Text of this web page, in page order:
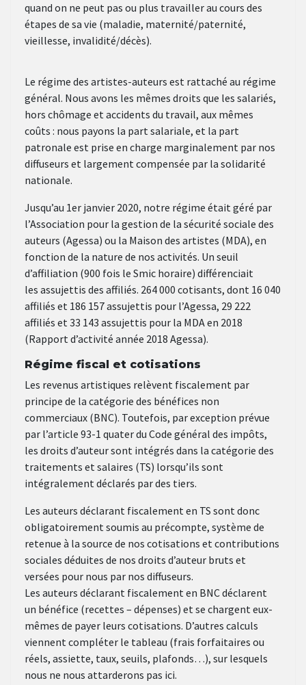
quand on ne peut pas ou plus travailler au cours des
étapes de sa vie (maladie, maternité/paternité,
vieillesse, invalidité/décès).
Le régime des artistes-auteurs est rattaché au régime
général. Nous avons les mêmes droits que les salariés,
hors chômage et accidents du travail, aux mêmes
coûts : nous payons la part salariale, et la part
patronale est prise en charge marginalement par nos
diffuseurs et largement compensée par la solidarité
nationale.
Jusqu’au 1er janvier 2020, notre régime était géré par
l’Association pour la gestion de la sécurité sociale des
auteurs (Agessa) ou la Maison des artistes (MDA), en
fonction de la nature de nos activités. Un seuil
d’affiliation (900 fois le Smic horaire) différenciait
les assujettis des affiliés. 264 000 cotisants, dont 16 040
affiliés et 186 157 assujettis pour l’Agessa, 29 222
affiliés et 33 143 assujettis pour la MDA en 2018
(Rapport d’activité année 2018 Agessa).
Régime fiscal et cotisations
Les revenus artistiques relèvent fiscalement par
principe de la catégorie des bénéfices non
commerciaux (BNC). Toutefois, par exception prévue
par l’article 93-1 quater du Code général des impôts,
les droits d’auteur sont intégrés dans la catégorie des
traitements et salaires (TS) lorsqu’ils sont
intégralement déclarés par des tiers.
Les auteurs déclarant fiscalement en TS sont donc
obligatoirement soumis au précompte, système de
retenue à la source de nos cotisations et contributions
sociales déduites de nos droits d’auteur bruts et
versées pour nous par nos diffuseurs.
Les auteurs déclarant fiscalement en BNC déclarent
un bénéfice (recettes – dépenses) et se chargent eux-
mêmes de payer leurs cotisations. D’autres calculs
viennent compléter le tableau (frais forfaitaires ou
réels, assiette, taux, seuils, plafonds…), sur lesquels
nous ne nous attarderons pas ici.